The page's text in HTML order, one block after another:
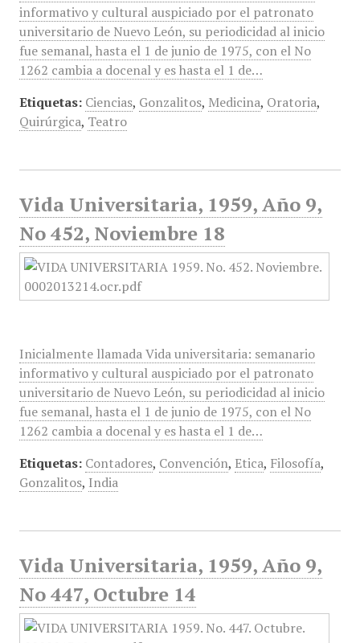
informativo y cultural auspiciado por el patronato
universitario de Nuevo León, su periodicidad al inicio
fue semanal, hasta el 1 de junio de 1975, con el No
1262 cambia a docenal y es hasta el 1 de…
Etiquetas: Ciencias, Gonzalitos, Medicina, Oratoria,
Quirúrgica, Teatro
Vida Universitaria, 1959, Año 9,
No 452, Noviembre 18
Inicialmente llamada Vida universitaria: semanario
informativo y cultural auspiciado por el patronato
universitario de Nuevo León, su periodicidad al inicio
fue semanal, hasta el 1 de junio de 1975, con el No
1262 cambia a docenal y es hasta el 1 de…
Etiquetas: Contadores, Convención, Etica, Filosofía,
Gonzalitos, India
Vida Universitaria, 1959, Año 9,
No 447, Octubre 14